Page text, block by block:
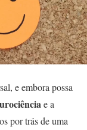
e embora possa
e a
por trás de uma